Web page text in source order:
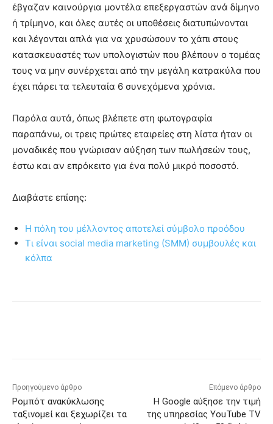
έβγαζαν καινούργια μοντέλα επεξεργαστών ανά δίμηνο
ή τρίμηνο, και όλες αυτές οι υποθέσεις διατυπώνονται
και λέγονται απλά για να χρυσώσουν το χάπι στους
κατασκευαστές των υπολογιστών που βλέπουν ο τομέας
τους να μην συνέρχεται από την μεγάλη κατρακύλα που
έχει πάρει τα τελευταία 6 συνεχόμενα χρόνια.
Παρόλα αυτά, όπως βλέπετε στη φωτογραφία
παραπάνω, οι τρεις πρώτες εταιρείες στη λίστα ήταν οι
μοναδικές που γνώρισαν αύξηση των πωλήσεών τους,
έστω και αν επρόκειτο για ένα πολύ μικρό ποσοστό.
Διαβάστε επίσης:
Η πόλη του μέλλοντος αποτελεί σύμβολο προόδου
Τι είναι social media marketing (SMM) συμβουλές και
κόλπα
Προηγούμενο άρθρο
Ρομπότ ανακύκλωσης
ταξινομεί και ξεχωρίζει τα
Επόμενο άρθρο
Η Google αύξησε την τιμή
της υπηρεσίας YouTube TV